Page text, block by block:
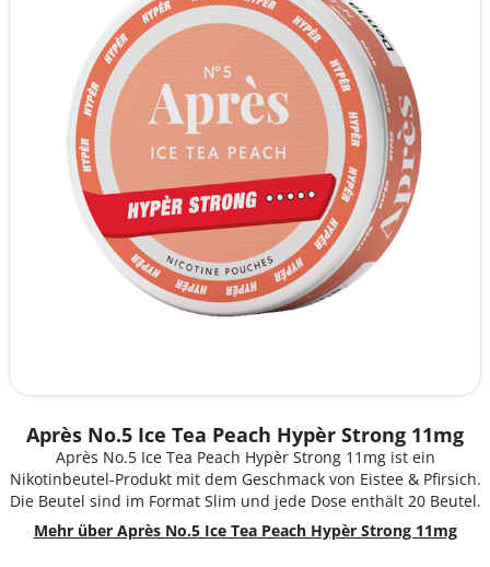
Après No.5 Ice Tea Peach Hypèr Strong 11mg
Après No.5 Ice Tea Peach Hypèr Strong 11mg ist ein
Nikotinbeutel-Produkt mit dem Geschmack von Eistee & Pfirsich.
Die Beutel sind im Format Slim und jede Dose enthält 20 Beutel.
Mehr über Après No.5 Ice Tea Peach Hypèr Strong 11mg